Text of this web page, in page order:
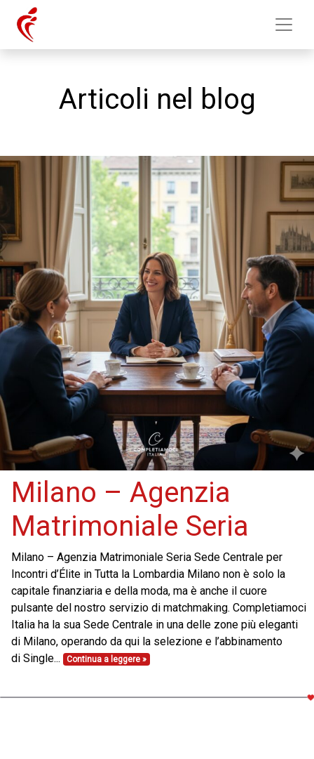
Articoli nel blog
Milano – Agenzia
Matrimoniale Seria
Milano – Agenzia Matrimoniale Seria Sede Centrale per
Incontri d’Élite in Tutta la Lombardia Milano non è solo la
capitale finanziaria e della moda, ma è anche il cuore
pulsante del nostro servizio di matchmaking. Completiamoci
Italia ha la sua Sede Centrale in una delle zone più eleganti
di Milano, operando da qui la selezione e l’abbinamento
di Single...
Continua a leggere »